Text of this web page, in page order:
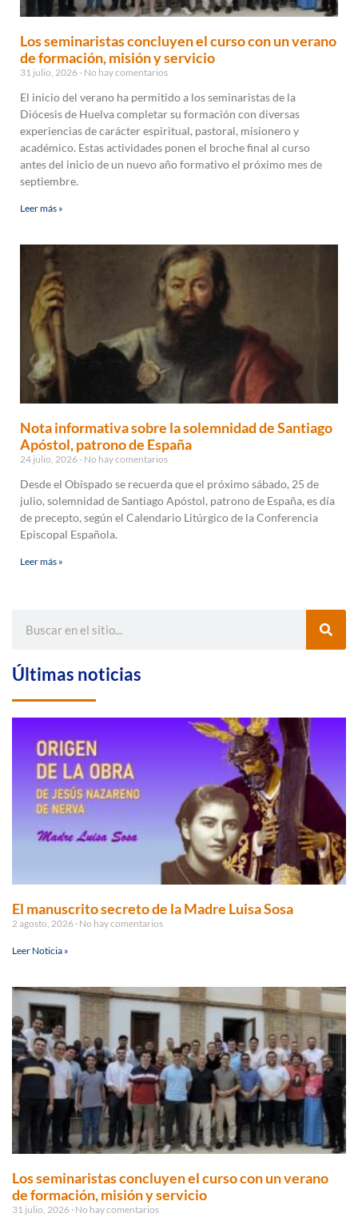
Los seminaristas concluyen el curso con un verano
de formación, misión y servicio
31 julio, 2026 No hay comentarios
El inicio del verano ha permitido a los seminaristas de la
Diócesis de Huelva completar su formación con diversas
experiencias de carácter espiritual, pastoral, misionero y
académico. Estas actividades ponen el broche final al curso
antes del inicio de un nuevo año formativo el próximo mes de
septiembre.
Leer más »
Nota informativa sobre la solemnidad de Santiago
Apóstol, patrono de España
24 julio, 2026 No hay comentarios
Desde el Obispado se recuerda que el próximo sábado, 25 de
julio, solemnidad de Santiago Apóstol, patrono de España, es día
de precepto, según el Calendario Litúrgico de la Conferencia
Episcopal Española.
Leer más »
Últimas noticias
El manuscrito secreto de la Madre Luisa Sosa
2 agosto, 2026 No hay comentarios
Leer Noticia »
Los seminaristas concluyen el curso con un verano
de formación, misión y servicio
31 julio, 2026 No hay comentarios